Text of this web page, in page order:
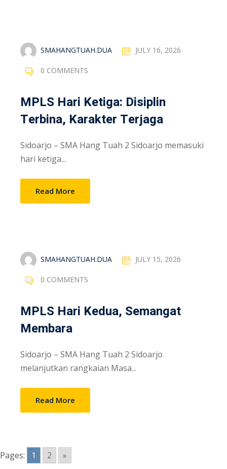
SMAHANGTUAH.DUA JULY 16, 2026
0 COMMENTS
MPLS Hari Ketiga: Disiplin
Terbina, Karakter Terjaga
Sidoarjo – SMA Hang Tuah 2 Sidoarjo memasuki
hari ketiga...
Read More
SMAHANGTUAH.DUA JULY 15, 2026
0 COMMENTS
MPLS Hari Kedua, Semangat
Membara
Sidoarjo – SMA Hang Tuah 2 Sidoarjo
melanjutkan rangkaian Masa...
Read More
Pages: 1 2 »